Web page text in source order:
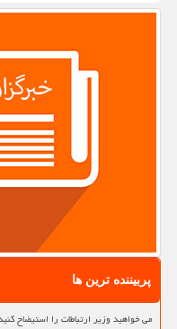
پربیننده ترین ها
می خواهید وزیر ارتباطات را استیضاح